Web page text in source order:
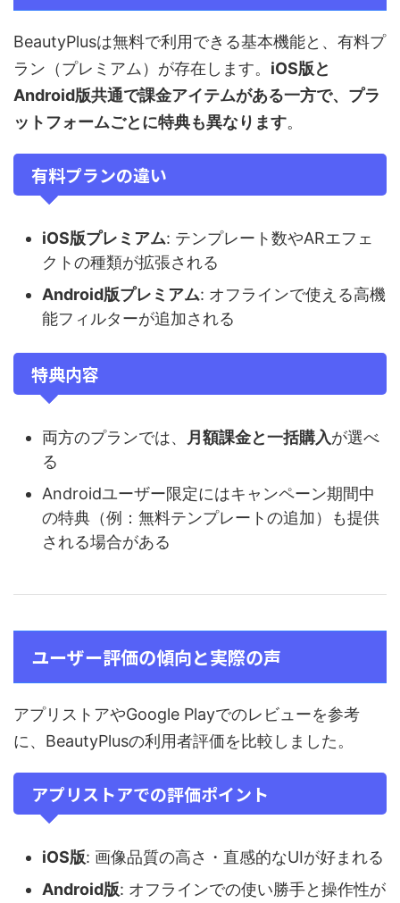
BeautyPlusは無料で利用できる基本機能と、有料プ
ラン（プレミアム）が存在します。 iOS版と
Android版共通で課金アイテムがある一方で、プラ
ットフォームごとに特典も異なります。
有料プランの違い
iOS版プレミアム: テンプレート数やARエフェ
クトの種類が拡張される
Android版プレミアム: オフラインで使える高機
能フィルターが追加される
特典内容
両方のプランでは、 月額課金と一括購入が選べ
る
Androidユーザー限定にはキャンペーン期間中
の特典（例：無料テンプレートの追加）も提供
される場合がある
ユーザー評価の傾向と実際の声
アプリストアやGoogle Playでのレビューを参考
に、BeautyPlusの利用者評価を比較しました。
アプリストアでの評価ポイント
iOS版: 画像品質の高さ・直感的なUIが好まれる
Android版: オフラインでの使い勝手と操作性が